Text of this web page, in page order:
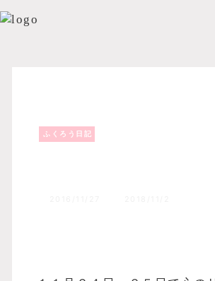
ふくろう日記